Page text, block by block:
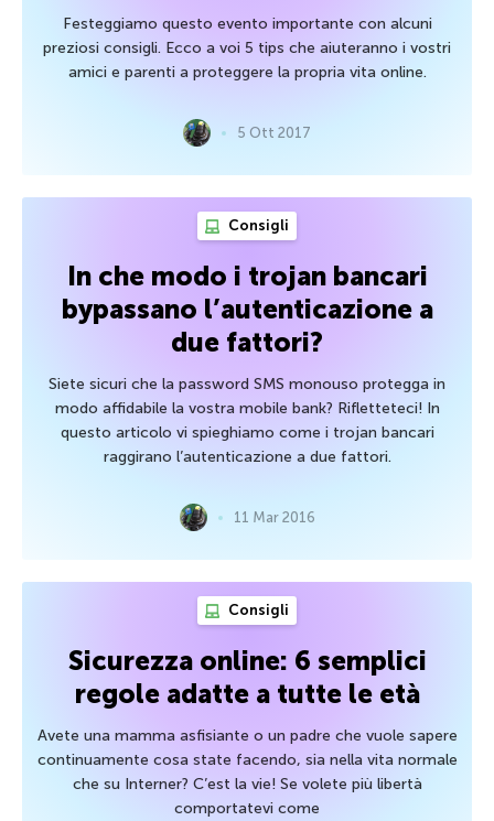
Festeggiamo questo evento importante con alcuni
preziosi consigli. Ecco a voi 5 tips che aiuteranno i vostri
amici e parenti a proteggere la propria vita online.
5 Ott 2017
Consigli
In che modo i trojan bancari
bypassano l’autenticazione a
due fattori?
Siete sicuri che la password SMS monouso protegga in
modo affidabile la vostra mobile bank? Rifletteteci! In
questo articolo vi spieghiamo come i trojan bancari
raggirano l’autenticazione a due fattori.
11 Mar 2016
Consigli
Sicurezza online: 6 semplici
regole adatte a tutte le età
Avete una mamma asfisiante o un padre che vuole sapere
continuamente cosa state facendo, sia nella vita normale
che su Interner? C’est la vie! Se volete più libertà
comportatevi come